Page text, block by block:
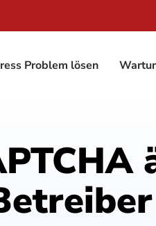
Problem lösen